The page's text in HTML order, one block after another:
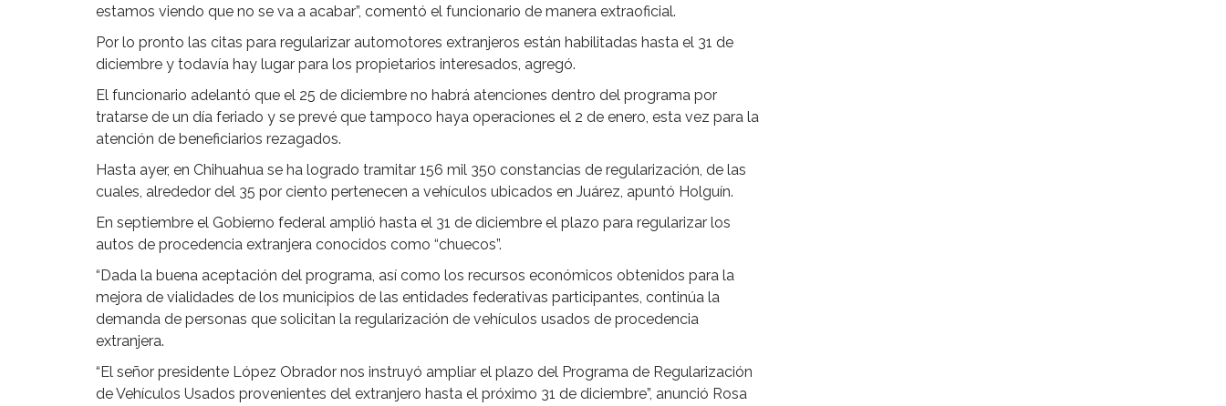
estamos viendo que no se va a acabar”, comentó el funcionario de manera extraoficial.
Por lo pronto las citas para regularizar automotores extranjeros están habilitadas hasta el 31 de
diciembre y todavía hay lugar para los propietarios interesados, agregó.
El funcionario adelantó que el 25 de diciembre no habrá atenciones dentro del programa por
tratarse de un día feriado y se prevé que tampoco haya operaciones el 2 de enero, esta vez para la
atención de beneficiarios rezagados.
Hasta ayer, en Chihuahua se ha logrado tramitar 156 mil 350 constancias de regularización, de las
cuales, alrededor del 35 por ciento pertenecen a vehículos ubicados en Juárez, apuntó Holguín.
En septiembre el Gobierno federal amplió hasta el 31 de diciembre el plazo para regularizar los
autos de procedencia extranjera conocidos como “chuecos”.
“Dada la buena aceptación del programa, así como los recursos económicos obtenidos para la
mejora de vialidades de los municipios de las entidades federativas participantes, continúa la
demanda de personas que solicitan la regularización de vehículos usados de procedencia
extranjera.
“El señor presidente López Obrador nos instruyó ampliar el plazo del Programa de Regularización
de Vehículos Usados provenientes del extranjero hasta el próximo 31 de diciembre”, anunció Rosa